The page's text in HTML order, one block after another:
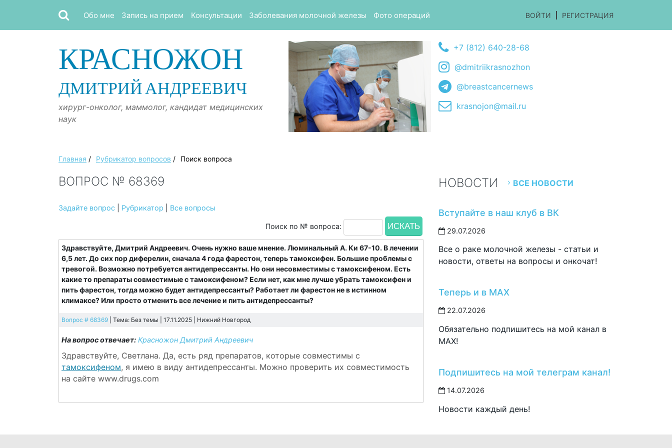
Обо мне Запись на прием Консультации Заболевания молочной железы Фото операций ВОЙТИ РЕГИСТРАЦИЯ
КРАСНОЖОН
ДМИТРИЙ АНДРЕЕВИЧ
хирург-онколог, маммолог, кандидат медицинских
наук
+7 (812) 640-28-68
@dmitriikrasnozhon
@breastcancernews
krasnojon@mail.ru
Главная / Рубрикатор вопросов / Поиск вопроса
ВОПРОС № 68369
Задайте вопрос Рубрикатор Все вопросы
Поиск по № вопроса:
Здравствуйте, Дмитрий Андреевич. Очень нужно ваше мнение. Люминальный А. Ки 67-10. В лечении
6,5 лет. До сих пор диферелин, сначала 4 года фарестон, теперь тамоксифен. Большие проблемы с
тревогой. Возможно потребуется антидепрессанты. Но они несовместимы с тамоксифеном. Есть
какие то препараты совместимые с тамоксифеном? Если нет, как мне лучше убрать тамоксифен и
пить фарестон, тогда можно будет антидепрессанты? Работает ли фарестон не в истинном
климаксе? Или просто отменить все лечение и пить антидепрессанты?
Вопрос # 68369 | Тема: Без темы | 17.11.2025 | Нижний Новгород
На вопрос отвечает: Красножон Дмитрий Андреевич
Здравствуйте, Светлана. Да, есть ряд препаратов, которые совместимы с
тамоксифеном, я имею в виду антидепрессанты. Можно проверить их совместимость
на сайте www.drugs.com
НОВОСТИ ВСЕ НОВОСТИ
Вступайте в наш клуб в ВК
29.07.2026
Все о раке молочной железы - статьи и
новости, ответы на вопросы и онкочат!
Теперь и в MAX
22.07.2026
Обязательно подпишитесь на мой канал в
MAX!
Подпишитесь на мой телеграм канал!
14.07.2026
Новости каждый день!